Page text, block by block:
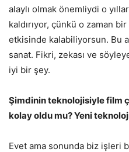
alaylı olmak önemliydi o
kaldırıyor, çünkü o zaman
etkisinde kalabiliyorsun. Bu
sanat. Fikri, zekası ve
iyi bir şey.
Şimdinin teknolojisiyle film
kolay oldu mu? Yeni
Evet ama sonunda biz işleri